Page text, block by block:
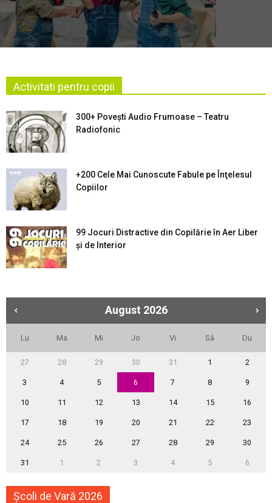
Activitati pentru copii
300+ Povești Audio Frumoase – Teatru
Radiofonic
+200 Cele Mai Cunoscute Fabule pe Înţelesul
Copiilor
99 Jocuri Distractive din Copilărie în Aer Liber
şi de Interior
August 2026
Lu Ma Mi Jo Vi Sâ Du
27 28 29 30 31 1 2
3 4 5 6 7 8 9
10 11 12 13 14 15 16
17 18 19 20 21 22 23
24 25 26 27 28 29 30
31 1 2 3 4 5 6
Școli de Vară 2026